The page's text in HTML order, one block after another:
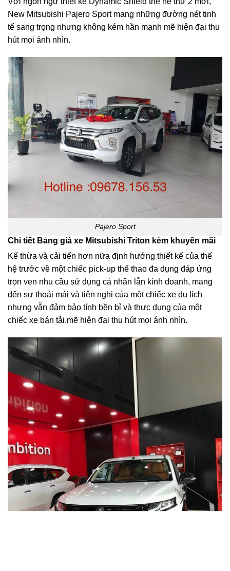
New Mitsubishi Pajero Sport mang những đường nét tinh
tế sang trọng nhưng không kém hần mạnh mẽ hiện đại thu
hút mọi ánh nhìn.
Pajero Sport
Chi tiết Bảng giá xe Mitsubishi Triton kèm khuyến mãi
Kế thừa và cải tiến hơn nữa định hướng thiết kế của thế
hệ trước về một chiếc pick-up thể thao đa dụng đáp ứng
trọn vẹn nhu cầu sử dụng cá nhân lẫn kinh doanh, mang
đến sự thoải mái và tiện nghi của một chiếc xe du lịch
nhưng vẫn đảm bảo tính bền bỉ và thực dụng của một
chiếc xe bán tải.mẽ hiện đại thu hút mọi ánh nhìn.